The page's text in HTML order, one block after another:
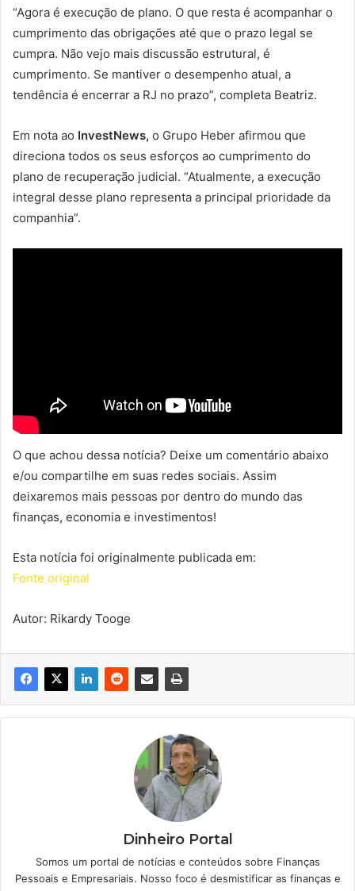
“Agora é execução de plano. O que resta é acompanhar o
cumprimento das obrigações até que o prazo legal se
cumpra. Não vejo mais discussão estrutural, é
cumprimento. Se mantiver o desempenho atual, a
tendência é encerrar a RJ no prazo”, completa Beatriz.
Em nota ao InvestNews, o Grupo Heber afirmou que
direciona todos os seus esforços ao cumprimento do
plano de recuperação judicial. “Atualmente, a execução
integral desse plano representa a principal prioridade da
companhia”.
O que achou dessa notícia? Deixe um comentário abaixo
e/ou compartilhe em suas redes sociais. Assim
deixaremos mais pessoas por dentro do mundo das
finanças, economia e investimentos!
Esta notícia foi originalmente publicada em:
Fonte original
Autor: Rikardy Tooge
Dinheiro Portal
Somos um portal de notícias e conteúdos sobre Finanças
Pessoais e Empresariais. Nosso foco é desmistificar as finanças e